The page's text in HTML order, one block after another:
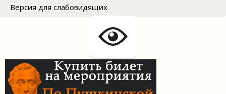
Версия для слабовидящих